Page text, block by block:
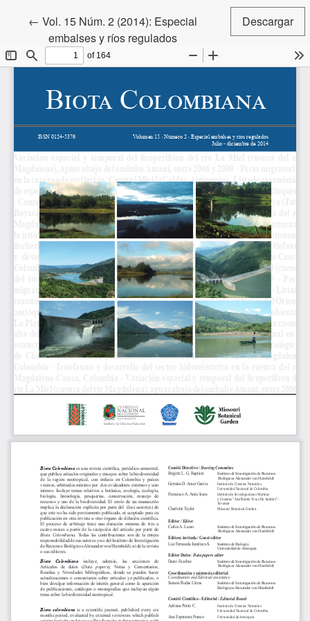
←Volver a los detalles del artículo
Vol. 15 Núm. 2 (2014): Especial
embalses y ríos regulados
Descargar